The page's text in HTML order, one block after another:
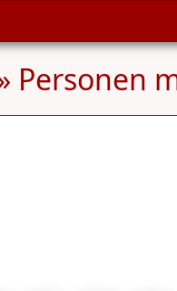
Personen